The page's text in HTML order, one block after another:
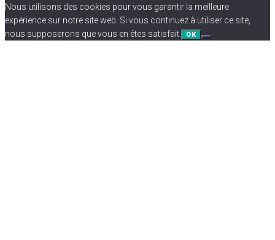
Nous utilisons des cookies pour vous garantir la meilleure
expérience sur notre site web. Si vous continuez à utiliser ce site,
nous supposerons que vous en êtes satisfait.
OK